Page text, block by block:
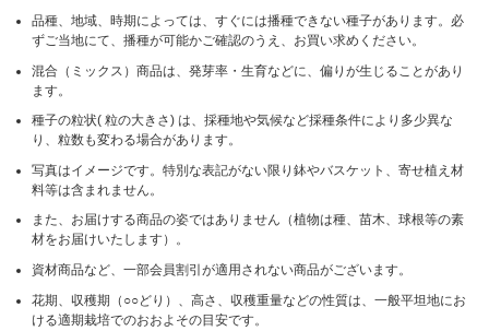
品種、地域、時期によっては、すぐには播種できない種子があります。必
ずご当地にて、播種が可能かご確認のうえ、お買い求めください。
混合（ミックス）商品は、発芽率・生育などに、偏りが生じることがあり
ます。
種子の粒状( 粒の大きさ) は、採種地や気候など採種条件により多少異な
り、粒数も変わる場合があります。
写真はイメージです。特別な表記がない限り鉢やバスケット、寄せ植え材
料等は含まれません。
また、お届けする商品の姿ではありません（植物は種、苗木、球根等の素
材をお届けいたします）。
資材商品など、一部会員割引が適用されない商品がございます。
花期、収穫期（○○どり）、高さ、収穫重量などの性質は、一般平坦地にお
ける適期栽培でのおおよその目安です。